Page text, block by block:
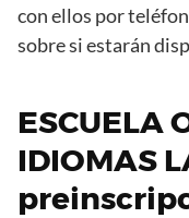
con ellos por
sobre si estarán
ESCUELA
IDIOMAS